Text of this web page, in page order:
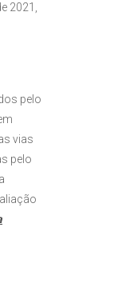
2021,
pelo
vias
pelo